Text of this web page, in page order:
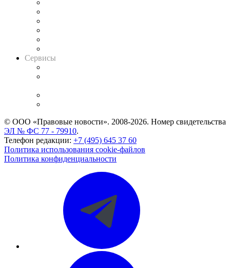
Сервисы
© ООО «Правовые новости». 2008-2026. Номер свидетельства
ЭЛ № ФС 77 - 79910.
Телефон редакции: +7 (495) 645 37 60
Политика использования cookie-файлов
Политика конфиденциальности